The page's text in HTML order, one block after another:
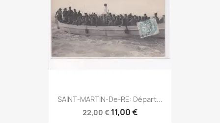
SAINT-MARTIN-De-RE: Départ...
22,00 € 11,00 €